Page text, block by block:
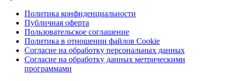
Политика конфиденциальности
Публичная оферта
Пользовательское соглашение
Политика в отношении файлов Cookie
Согласие на обработку персональных данных
Согласие на обработку данных метрическими
программами